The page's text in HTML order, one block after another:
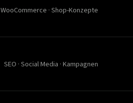
WooCommerce · Shop-Konzepte
SEO · Social Media · Kampagnen